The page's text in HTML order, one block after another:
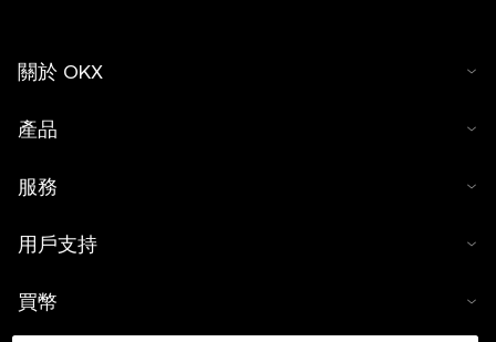
關於 OKX
產品
服務
用戶支持
買幣